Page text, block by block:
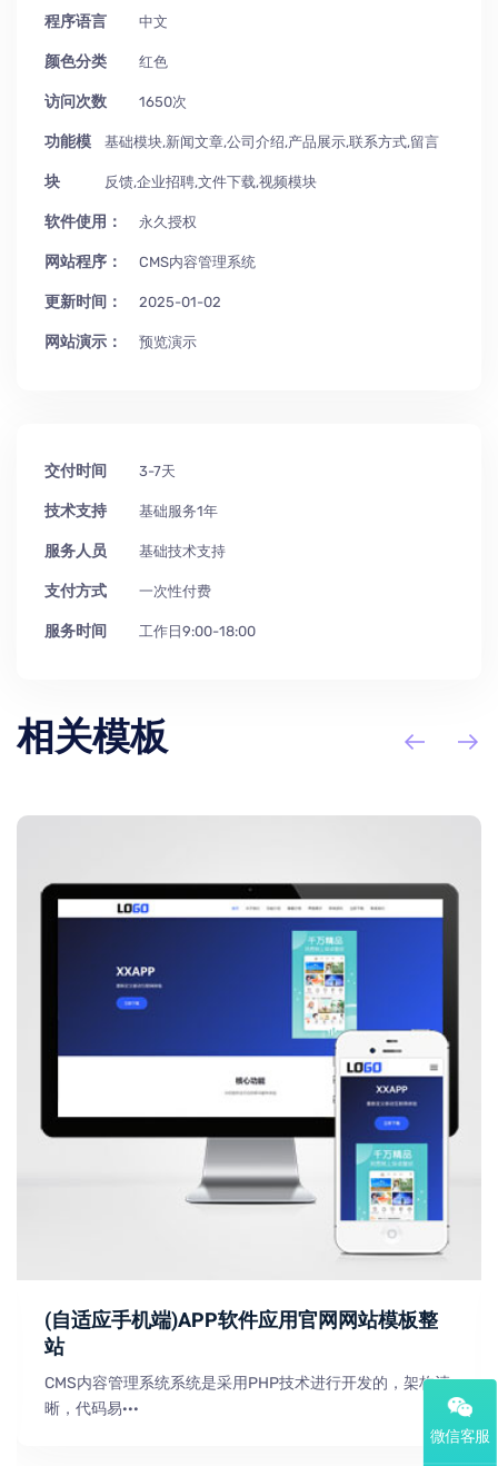
程序语言 中文
颜色分类 红色
访问次数 1650次
功能模
块
基础模块,新闻文章,公司介绍,产品展示,联系方式,留言
反馈,企业招聘,文件下载,视频模块
软件使用： 永久授权
网站程序： CMS内容管理系统
更新时间： 2025-01-02
网站演示： 预览演示
交付时间 3-7天
技术支持 基础服务1年
服务人员 基础技术支持
支付方式 一次性付费
服务时间 工作日9:00-18:00
相关模板
(自适应手机端)APP软件应用官网网站模板整
站
CMS内容管理系统系统是采用PHP技术进行开发的，架构清
晰，代码易···